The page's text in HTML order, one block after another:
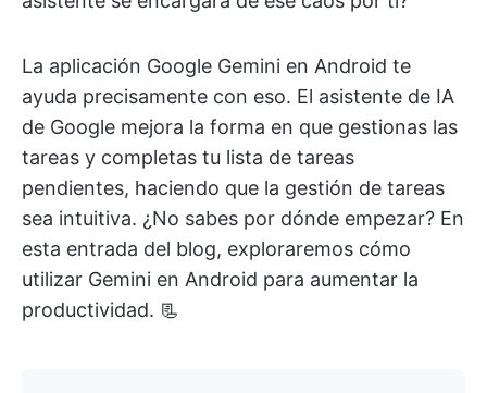
La aplicación Google Gemini en Android te
ayuda precisamente con eso. El asistente de IA
de Google mejora la forma en que gestionas las
tareas y completas tu lista de tareas
pendientes, haciendo que la gestión de tareas
sea intuitiva. ¿No sabes por dónde empezar? En
esta entrada del blog, exploraremos cómo
utilizar Gemini en Android para aumentar la
productividad. 📃